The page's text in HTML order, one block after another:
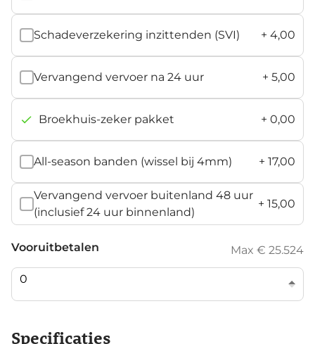
Schadeverzekering inzittenden (SVI) + 4,00
Vervangend vervoer na 24 uur + 5,00
Broekhuis-zeker pakket + 0,00
All-season banden (wissel bij 4mm) + 17,00
Vervangend vervoer buitenland 48 uur
(inclusief 24 uur binnenland)
+ 15,00
Vooruitbetalen Max € 25.524
Specificaties